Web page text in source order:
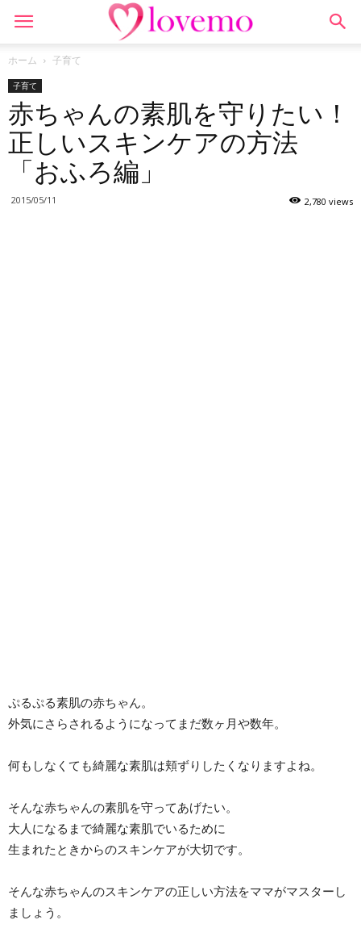
ホーム 子育て
子育て
赤ちゃんの素肌を守りたい！
正しいスキンケアの方法
「おふろ編」
2015/05/11 2,780 views
ぷるぷる素肌の赤ちゃん。
外気にさらされるようになってまだ数ヶ月や数年。
何もしなくても綺麗な素肌は頬ずりしたくなりますよね。
そんな赤ちゃんの素肌を守ってあげたい。
大人になるまで綺麗な素肌でいるために
生まれたときからのスキンケアが大切です。
そんな赤ちゃんのスキンケアの正しい方法をママがマスターし
ましょう。